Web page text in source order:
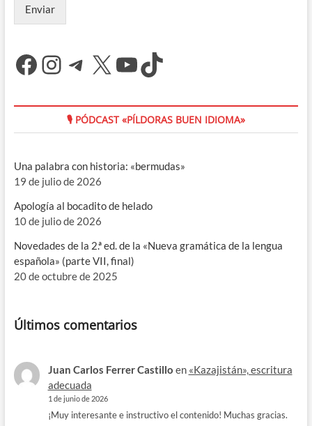
Enviar
Facebook
Instagram
Telegram
X YouTube
TikTok
🎙 PÓDCAST «PÍLDORAS BUEN IDIOMA»
Una palabra con historia: «bermudas»
19 de julio de 2026
Apología al bocadito de helado
10 de julio de 2026
Novedades de la 2.ª ed. de la «Nueva gramática de la lengua
española» (parte VII, final)
20 de octubre de 2025
Últimos comentarios
Juan Carlos Ferrer Castillo en «Kazajistán», escritura
adecuada
1 de junio de 2026
¡Muy interesante e instructivo el contenido! Muchas gracias.